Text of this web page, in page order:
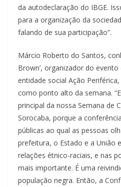
da autodeclaração do IBGE.
para a organização da
falando de sua participação”.
Márcio Roberto do Santos,
Brown’, organizador do
entidade social Ação
como ponto alto da semana.
principal da nossa Semana de
Sorocaba, porque a
públicas ao qual as pessoas
prefeitura, o Estado e a União
relações étnico-raciais, e nas
mais importante. É uma
população negra. Então, a